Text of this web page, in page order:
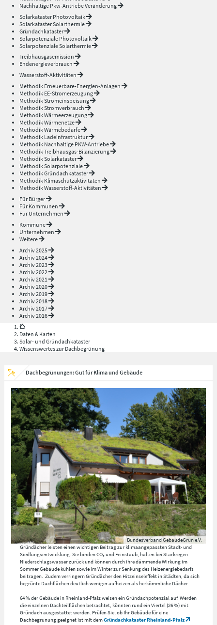
Nachhaltige Pkw-Antriebe Veränderung
Solarkataster Photovoltaik
Solarkataster Solarthermie
Gründachkataster
Solarpotenziale Photovoltaik
Solarpotenziale Solarthermie
Treibhausgasemission
Endenergieverbrauch
Wasserstoff-Aktivitäten
Methodik Erneuerbare-Energien-Anlagen
Methodik EE-Stromerzeugung
Methodik Stromeinspeisung
Methodik Stromverbrauch
Methodik Wärmeerzeugung
Methodik Wärmenetze
Methodik Wärmebedarfe
Methodik Ladeinfrastruktur
Methodik Nachhaltige PKW-Antriebe
Methodik Treibhausgas-Bilanzierung
Methodik Solarkataster
Methodik Solarpotenziale
Methodik Gründachkataster
Methodik Klimaschutzaktivitäten
Methodik Wasserstoff-Aktivitäten
Für Bürger
Für Kommunen
Für Unternehmen
Kommune
Unternehmen
Weitere
Archiv 2025
Archiv 2024
Archiv 2023
Archiv 2022
Archiv 2021
Archiv 2020
Archiv 2019
Archiv 2018
Archiv 2017
Archiv 2016
Daten & Karten
Solar- und Gründachkataster
Wissenswertes zur Dachbegrünung
Dachbegrünungen: Gut für Klima und Gebäude
Bundesverband GebäudeGrün e.V.
Gründächer leisten einen wichtigen Beitrag zur klimaangepassten Stadt- und
Siedlungsentwicklung. Sie binden CO₂ und Feinstaub, halten bei Starkregen
Niederschlagswasser zurück und können durch ihre dämmende Wirkung im
Sommer Gebäude kühlen sowie im Winter zur Senkung des Heizenergiebedarfs
beitragen. Zudem verringern Gründächer den Hitzeinseleffekt in Städten, da sich
begrünte Dachflächen deutlich weniger aufheizen als herkömmliche Dächer.
64 % der Gebäude in Rheinland-Pfalz weisen ein Gründachpotenzial auf. Werden
die einzelnen Dachteilflächen betrachtet, könnten rund ein Viertel (26 %) mit
Gründach ausgestattet werden. Prüfen Sie, ob Ihr Gebäude für eine
Dachbegrünung geeignet ist mit demGründachkataster Rheinland-Pfalz